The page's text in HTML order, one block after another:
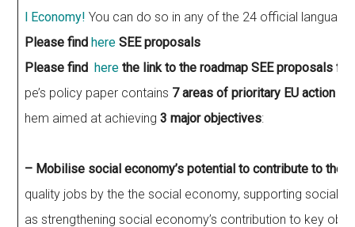
l Economy! You can do so in any of the 24 official
Please findhere SEE proposals
Please findhere the link to the roadmap SEE proposals
pe’s policy paper contains 7 areas of prioritary EU action
hem aimed at achieving3 major objectives:
– Mobilise social economy’s potential to contribute to the
quality jobs by the the social economy, supporting social
as strengthening social economy’s contribution to key